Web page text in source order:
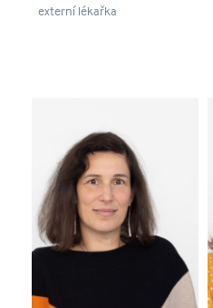
externí lékařka